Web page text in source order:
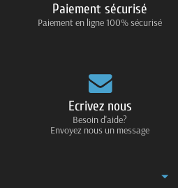
Paiement sécurisé
Paiement en ligne 100% sécurisé
Ecrivez nous
Besoin d'aide?
Envoyez nous un message